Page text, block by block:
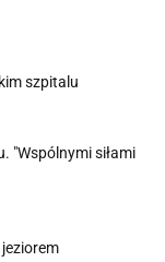
szpitalu
"Wspólnymi siłami